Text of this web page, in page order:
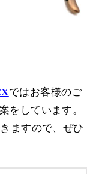
ではお客様のご
をしています。
ますので、ぜひ